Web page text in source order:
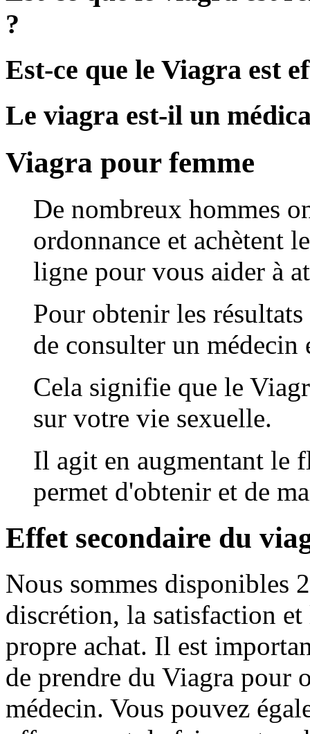
?
Est-ce que le Viagra est
Le viagra est-il un
Viagra pour femme
De nombreux hommes
ordonnance et achètent
ligne pour vous aider à
Pour obtenir les
de consulter un médecin
Cela signifie que le
sur votre vie sexuelle.
Il agit en augmentant le
permet d'obtenir et de
Effet secondaire du
Nous sommes disponibles
discrétion, la satisfaction
propre achat. Il est
de prendre du Viagra pour
médecin. Vous pouvez